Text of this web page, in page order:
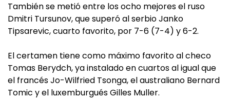
También se metió entre los ocho mejores el ruso
Dmitri Tursunov, que superó al serbio Janko
Tipsarevic, cuarto favorito, por 7-6 (7-4) y 6-2.
El certamen tiene como máximo favorito al checo
Tomas Berydch, ya instalado en cuartos al igual que
el francés Jo-Wilfried Tsonga, el australiano Bernard
Tomic y el luxemburgués Gilles Muller.